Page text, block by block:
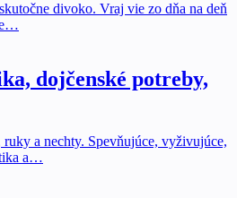
divoko. Vraj vie zo dňa na deň
dojčenské potreby,
ruky a nechty. Spevňujúce, vyživujúce,
a…